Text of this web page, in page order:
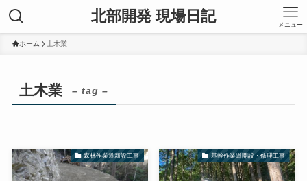
北部開発 現場日記 メニュー
ホーム 土木業
土木業 – tag –
森林作業道新設工事 基幹作業道開設・修理工事